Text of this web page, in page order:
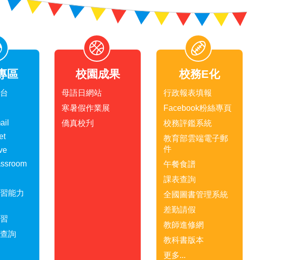
區
能力
詢
校園成果
母語日網站
寒暑假作業展
僑真校刋
校務E化
行政報表填報
Facebook粉絲專頁
校務評鑑系統
教育部雲端電子郵
件
午餐食譜
課表查詢
全國圖書管理系統
差勤請假
教師進修網
教科書版本
更多...